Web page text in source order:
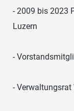
- 2009 bis 2023
Luzern
-
- Verwaltungsrat